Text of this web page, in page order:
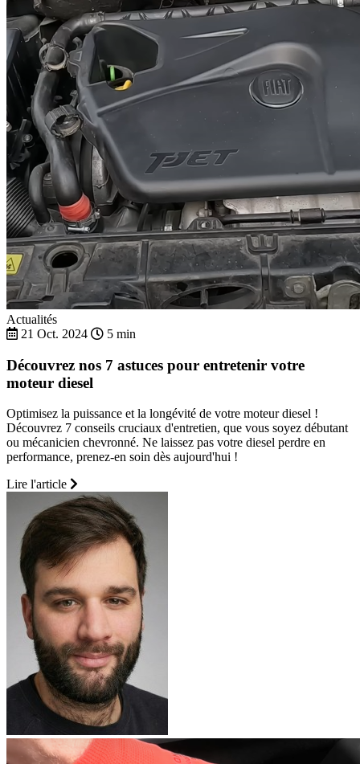
Actualités
21 Oct. 2024
5 min
Découvrez nos 7 astuces pour entretenir votre
moteur diesel
Optimisez la puissance et la longévité de votre moteur diesel !
Découvrez 7 conseils cruciaux d'entretien, que vous soyez débutant
ou mécanicien chevronné. Ne laissez pas votre diesel perdre en
performance, prenez-en soin dès aujourd'hui !
Lire l'article